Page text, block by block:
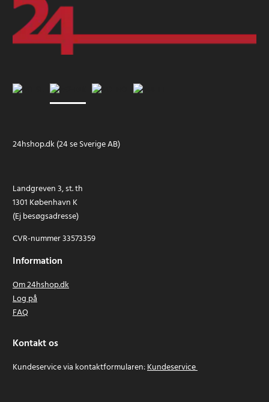
24hshop.dk (24 se Sverige AB)
Landgreven 3, st. th
1301 København K
(Ej besøgsadresse)
CVR-nummer 33573359
Information
Om 24hshop.dk
Log på
FAQ
Kontakt os
Kundeservice via kontaktformularen:Kundeservice